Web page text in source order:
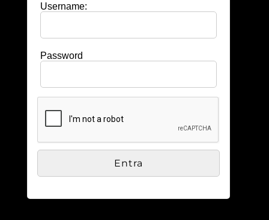
Username:
Password